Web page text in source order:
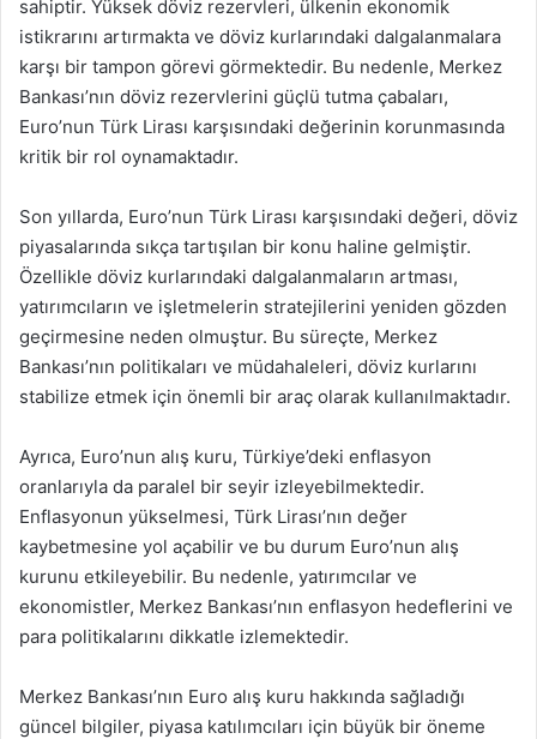
sahiptir. Yüksek döviz rezervleri, ülkenin ekonomik
istikrarını artırmakta ve döviz kurlarındaki dalgalanmalara
karşı bir tampon görevi görmektedir. Bu nedenle, Merkez
Bankası’nın döviz rezervlerini güçlü tutma çabaları,
Euro’nun Türk Lirası karşısındaki değerinin korunmasında
kritik bir rol oynamaktadır.
Son yıllarda, Euro’nun Türk Lirası karşısındaki değeri, döviz
piyasalarında sıkça tartışılan bir konu haline gelmiştir.
Özellikle döviz kurlarındaki dalgalanmaların artması,
yatırımcıların ve işletmelerin stratejilerini yeniden gözden
geçirmesine neden olmuştur. Bu süreçte, Merkez
Bankası’nın politikaları ve müdahaleleri, döviz kurlarını
stabilize etmek için önemli bir araç olarak kullanılmaktadır.
Ayrıca, Euro’nun alış kuru, Türkiye’deki enflasyon
oranlarıyla da paralel bir seyir izleyebilmektedir.
Enflasyonun yükselmesi, Türk Lirası’nın değer
kaybetmesine yol açabilir ve bu durum Euro’nun alış
kurunu etkileyebilir. Bu nedenle, yatırımcılar ve
ekonomistler, Merkez Bankası’nın enflasyon hedeflerini ve
para politikalarını dikkatle izlemektedir.
Merkez Bankası’nın Euro alış kuru hakkında sağladığı
güncel bilgiler, piyasa katılımcıları için büyük bir öneme